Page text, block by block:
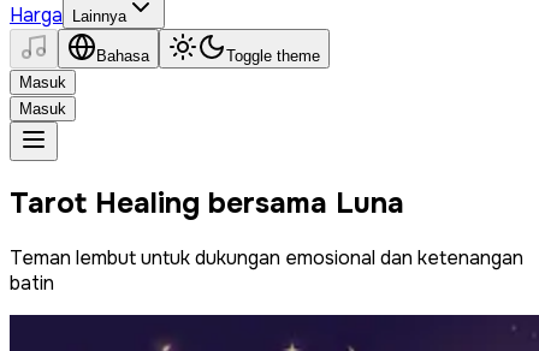
Harga Lainnya
Bahasa
Toggle theme
Masuk
Masuk
Tarot Healing bersama Luna
Teman lembut untuk dukungan emosional dan ketenangan
batin